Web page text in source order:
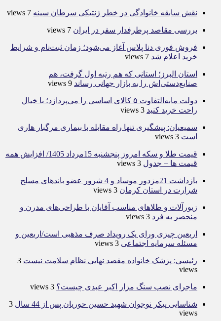
نقش سابقه خانوادگی در خطر ژنتیکی سرطان سینه 7 views
بررسی مقاصد پرطرفدار سفر در ایران 7 views
فروش فوری دنا پلاس آغاز می‌شود؛ زمان ثبت‌نام و شرایط
خرید اعلام شد 7 views
استان البرز؛ استانی که هم رتبه اول گرفت، هم
صنایع‌دستی‌اش را به بازار جهانی رساند 9 views
دولت مابه‌التفاوت ۵ کالای اساسی را می‌پردازد؛ با خیال
راحت خرید کنید 3 views
سمیعیان: پیشگیری تنها راه مقابله با بیماری مرگبار هاری
است 3 views
قیمت طلا و سکه امروز پنجشنبه 15مرداد 1405/ افزایش همه
قیمت ها + جدول 3 views
بازداشت 21مزدور موساد و 4 شرور عضو باندهای مسلح
شرارت در استان کرمان 3 views
زیورآلات و طلاهای مناسب آقایان با طراحی‌های مدرن و
منحصر به فرد 3 views
اربعین چیزی ورای یک رویداد صرف مذهبی است/اربعین و
مسئله سرمایه اجتماعی 3 views
رئیسی: پزشک خانواده مقصد نهایی نظام سلامت نیست 3
views
ماجرای نصب سنگ مزار اکبر عبدی چیست؟ 3 views
شناسایی پیکر نوجوان شهید حسین حوریان پس از 44 سال
3
views